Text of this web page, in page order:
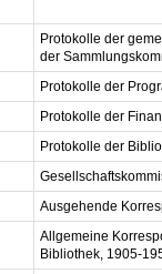
Protokolle der
der
Protokolle der
Protokolle der
Protokolle der
Ausgehende
Allgemeine
Bibliothek, 1905-